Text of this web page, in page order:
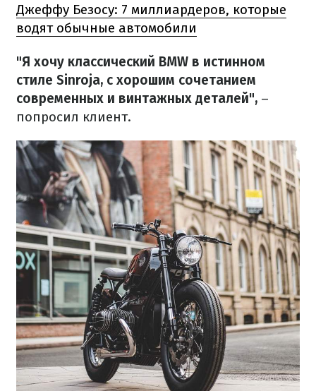
Джеффу Безосу: 7 миллиардеров, которые
водят обычные автомобили
"Я хочу классический BMW в истинном
стиле Sinroja, с хорошим сочетанием
современных и винтажных деталей", –
попросил клиент.